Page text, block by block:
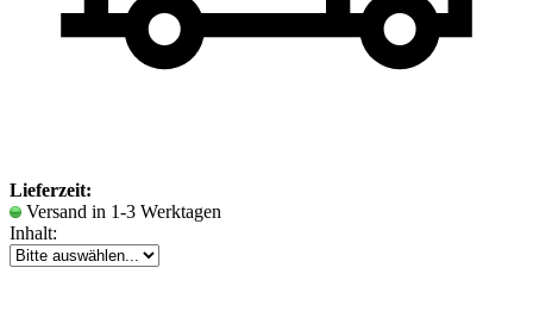
Lieferzeit:
Versand in 1-3 Werktagen
Inhalt: